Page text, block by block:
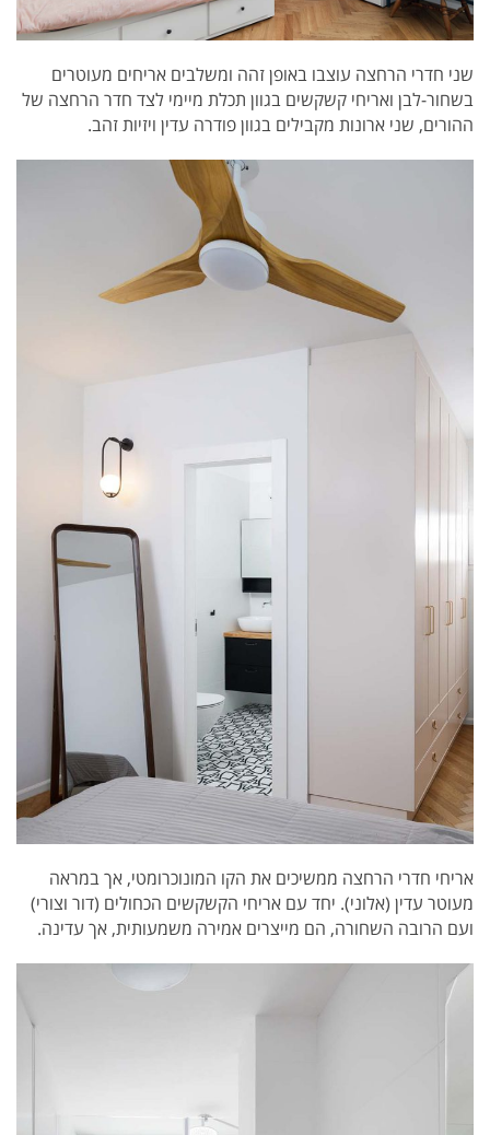
שני חדרי הרחצה עוצבו באופן זהה ומשלבים אריחים מעוטרים
בשחור-לבן ואריחי קשקשים בגוון תכלת מיימי לצד חדר הרחצה של
ההורים, שני ארונות מקבילים בגוון פודרה עדין ויזיות זהב.
אריחי חדרי הרחצה ממשיכים את הקו המונוכרומטי, אך במראה
מעוטר עדין (אלוני). יחד עם אריחי הקשקשים הכחולים (דור וצורי)
ועם הרובה השחורה, הם מייצרים אמירה משמעותית, אך עדינה.